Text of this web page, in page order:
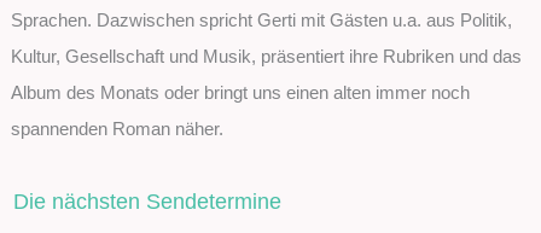
Sprachen. Dazwischen spricht Gerti mit Gästen u.a. aus Politik,
Kultur, Gesellschaft und Musik, präsentiert ihre Rubriken und das
Album des Monats oder bringt uns einen alten immer noch
spannenden Roman näher.
Die nächsten Sendetermine